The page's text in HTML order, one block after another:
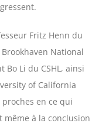
Fritz Henn du
National
Bo Li du CSHL, ainsi
of California
proches en ce qui
même à la conclusion